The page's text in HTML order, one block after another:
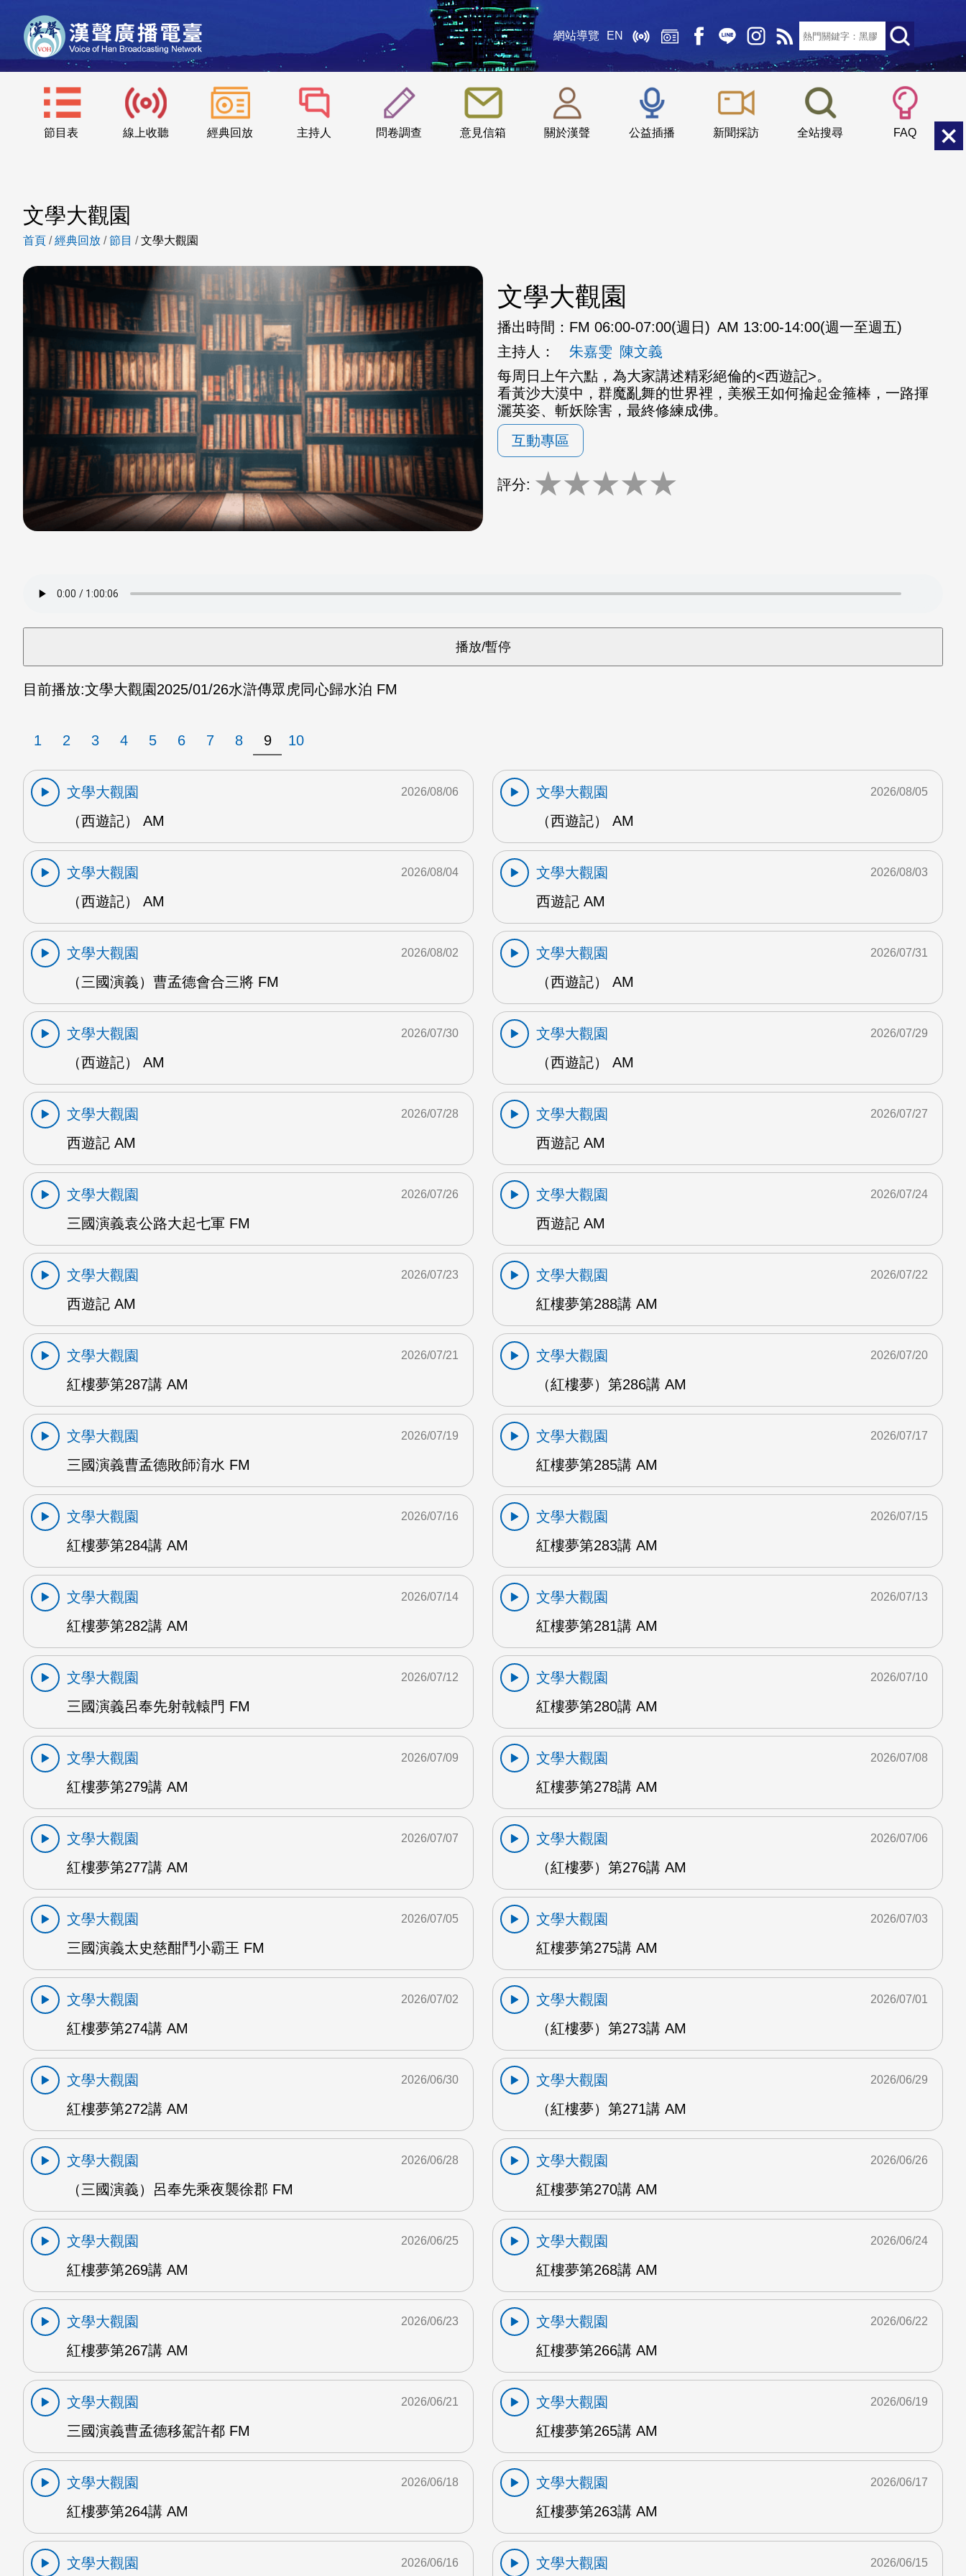
網站導覽 EN
節目表 線上收聽 經典回放 主持人 問卷調查 意見信箱 關於漢聲 公益插播 新聞採訪 全站搜尋 FAQ
::: 小 中
文學大觀園
首頁 /經典回放 /節目 /文學大觀園
文學大觀園
播出時間： FM 06:00-07:00(週日) AM 13:00-14:00(週一至週五)
主持人：
朱嘉雯 陳文義
每周日上午六點，為大家講述精彩絕倫的<西遊記>。
看黃沙大漠中，群魔亂舞的世界裡，美猴王如何掄起金箍棒，一路揮
灑英姿、斬妖除害，最終修練成佛。
互動專區
評分: ★★★★★
目前播放:文學大觀園2025/01/26水滸傳眾虎同心歸水泊 FM
1 2 3 4 5 6 7 8 9 10
文學大觀園
（西遊記） AM
2026/08/06
文學大觀園
（西遊記） AM
2026/08/05
文學大觀園
（西遊記） AM
2026/08/04
文學大觀園
西遊記 AM
2026/08/03
文學大觀園
（三國演義）曹孟德會合三將 FM
2026/08/02
文學大觀園
（西遊記） AM
2026/07/31
文學大觀園
（西遊記） AM
2026/07/30
文學大觀園
（西遊記） AM
2026/07/29
文學大觀園
西遊記 AM
2026/07/28
文學大觀園
西遊記 AM
2026/07/27
文學大觀園
三國演義袁公路大起七軍 FM
2026/07/26
文學大觀園
西遊記 AM
2026/07/24
文學大觀園
西遊記 AM
2026/07/23
文學大觀園
紅樓夢第288講 AM
2026/07/22
文學大觀園
紅樓夢第287講 AM
2026/07/21
文學大觀園
（紅樓夢）第286講 AM
2026/07/20
文學大觀園
三國演義曹孟德敗師淯水 FM
2026/07/19
文學大觀園
紅樓夢第285講 AM
2026/07/17
文學大觀園
紅樓夢第284講 AM
2026/07/16
文學大觀園
紅樓夢第283講 AM
2026/07/15
文學大觀園
紅樓夢第282講 AM
2026/07/14
文學大觀園
紅樓夢第281講 AM
2026/07/13
文學大觀園
三國演義呂奉先射戟轅門 FM
2026/07/12
文學大觀園
紅樓夢第280講 AM
2026/07/10
文學大觀園
紅樓夢第279講 AM
2026/07/09
文學大觀園
紅樓夢第278講 AM
2026/07/08
文學大觀園
紅樓夢第277講 AM
2026/07/07
文學大觀園
（紅樓夢）第276講 AM
2026/07/06
文學大觀園
三國演義太史慈酣鬥小霸王 FM
2026/07/05
文學大觀園
紅樓夢第275講 AM
2026/07/03
文學大觀園
紅樓夢第274講 AM
2026/07/02
文學大觀園
（紅樓夢）第273講 AM
2026/07/01
文學大觀園
紅樓夢第272講 AM
2026/06/30
文學大觀園
（紅樓夢）第271講 AM
2026/06/29
文學大觀園
（三國演義）呂奉先乘夜襲徐郡 FM
2026/06/28
文學大觀園
紅樓夢第270講 AM
2026/06/26
文學大觀園
紅樓夢第269講 AM
2026/06/25
文學大觀園
紅樓夢第268講 AM
2026/06/24
文學大觀園
紅樓夢第267講 AM
2026/06/23
文學大觀園
紅樓夢第266講 AM
2026/06/22
文學大觀園
三國演義曹孟德移駕許都 FM
2026/06/21
文學大觀園
紅樓夢第265講 AM
2026/06/19
文學大觀園
紅樓夢第264講 AM
2026/06/18
文學大觀園
紅樓夢第263講 AM
2026/06/17
文學大觀園 2026/06/16 文學大觀園 2026/06/15